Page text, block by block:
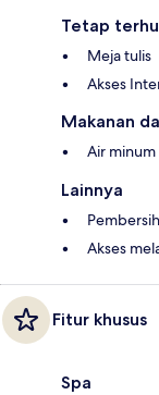
Tetap
Meja tulis
Akses
Makanan
Air
Lainnya
Akses
Fitur khusus
Spa